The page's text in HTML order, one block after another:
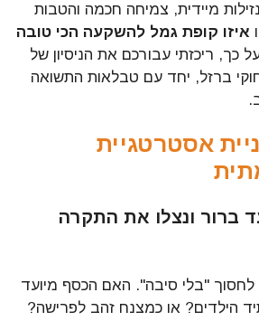
מיידית, צמיחה חכמה והטבות
איזו קופת גמל להשקעה הכי טובה
כך, ריכזתי עבורכם את הניסיון של
שלמים לתוך 7 חוקי ברזל, יחד עם טבלאות התשואה
אסטרטגיית
יעד ברור ונצלו את התקרה
"בלי סיבה". האם הכסף מיועד
הילדים? או כמצנח זהב לפרישה?